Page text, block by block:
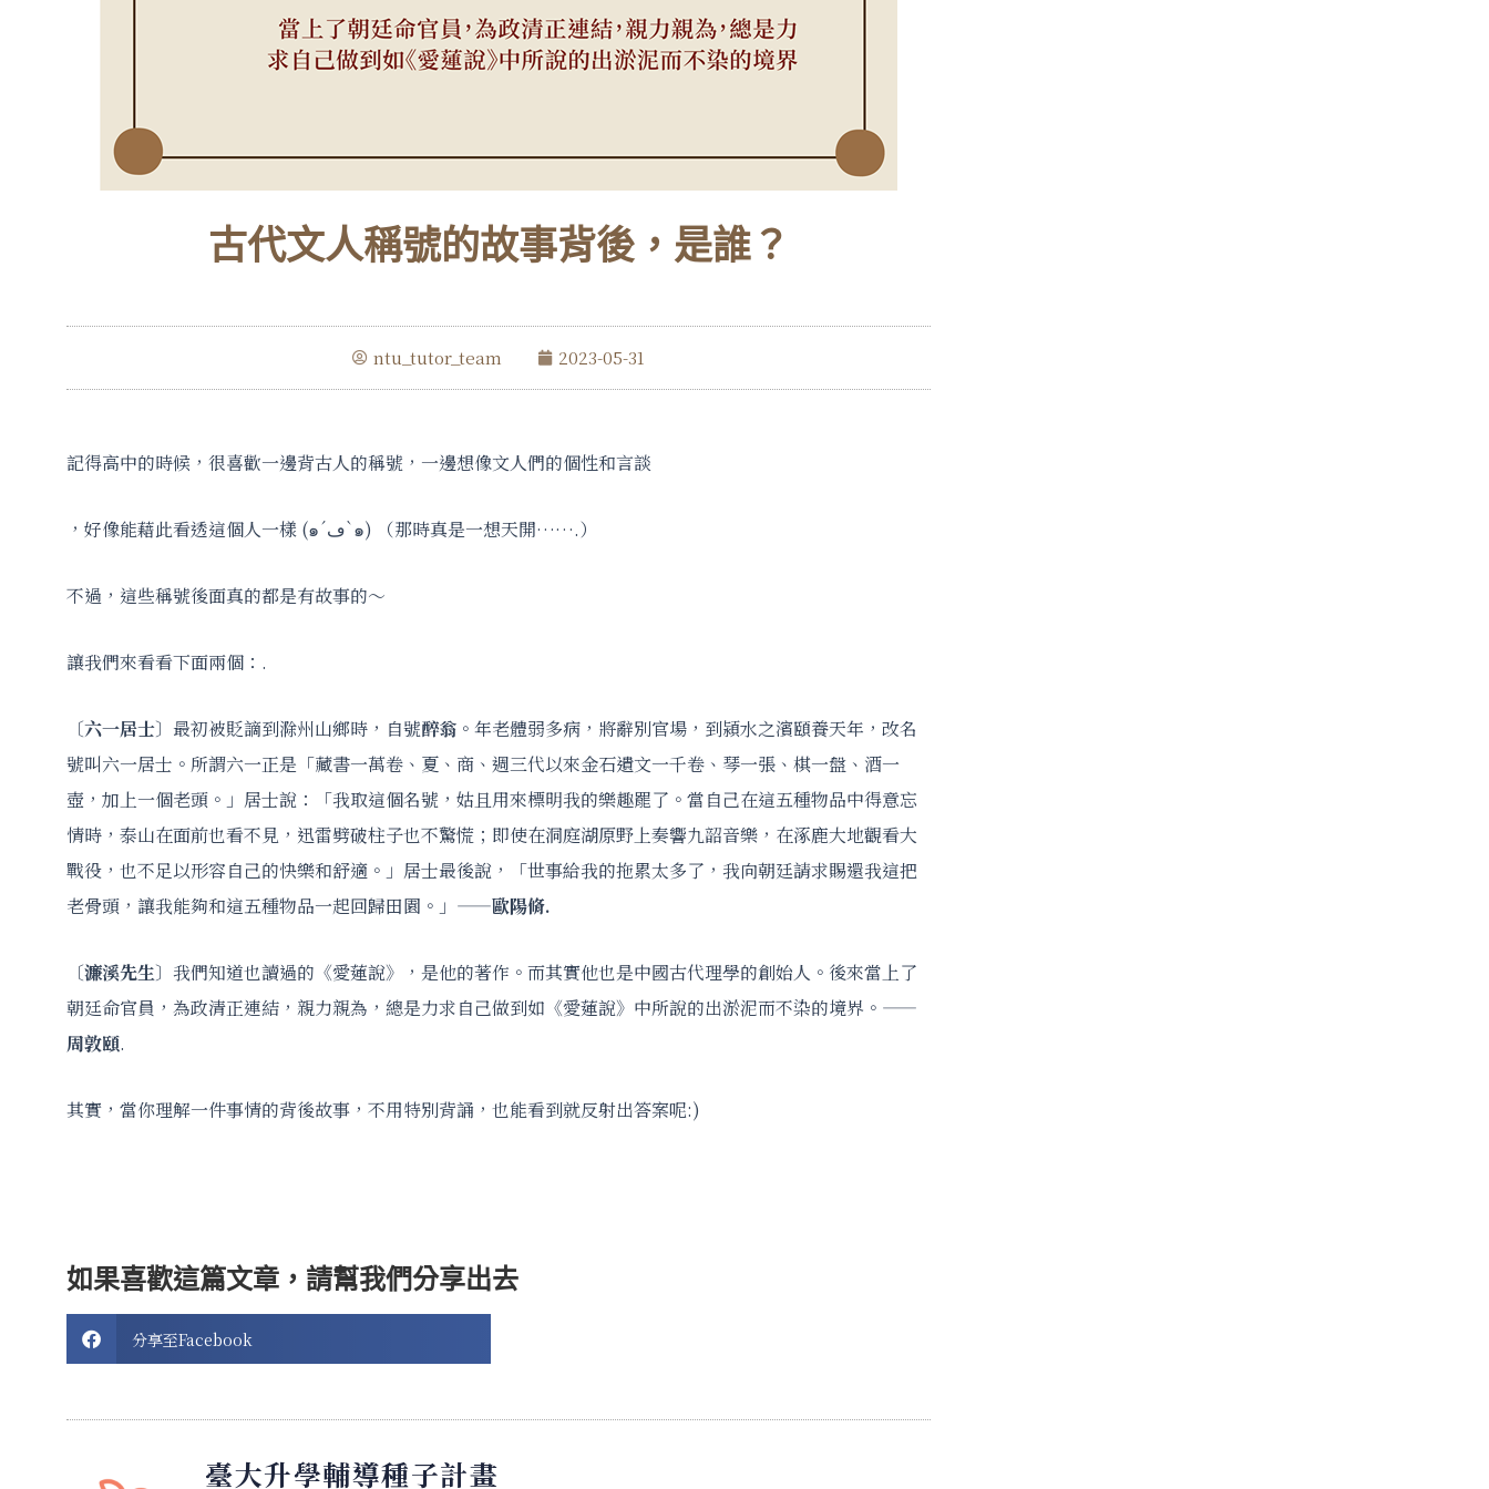
古代文人稱號的故事背後，是誰？
ntu_tutor_team 2023-05-31
記得高中的時候，很喜歡一邊背古人的稱號，一邊想像文人們的個性和言談
，好像能藉此看透這個人一樣 (๑´ڡ`๑) （那時真是一想天開…….）
不過，這些稱號後面真的都是有故事的～
讓我們來看看下面兩個：.
〔六一居士〕最初被貶謫到滁州山鄉時，自號醉翁 。年老體弱多病，將辭別官場，到潁水之濱頤養天年，改名
號叫六一居士。所謂六一正是「藏書一萬卷、夏、商、週三代以來金石遺文一千卷、琴一張、棋一盤、酒一
壺，加上一個老頭。」居士說：「我取這個名號，姑且用來標明我的樂趣罷了。當自己在這五種物品中得意忘
情時，泰山在面前也看不見，迅雷劈破柱子也不驚慌；即使在洞庭湖原野上奏響九韶音樂，在涿鹿大地觀看大
戰役，也不足以形容自己的快樂和舒適。」居士最後說，「世事給我的拖累太多了，我向朝廷請求賜還我這把
老骨頭，讓我能夠和這五種物品一起回歸田園。」——歐陽脩.
〔濂溪先生〕我們知道也讀過的《愛蓮說》，是他的著作。而其實他也是中國古代理學的創始人。後來當上了
朝廷命官員，為政清正連結，親力親為，總是力求自己做到如《愛蓮說》中所說的出淤泥而不染的境界。——
周敦頤.
其實，當你理解一件事情的背後故事，不用特別背誦，也能看到就反射出答案呢:)
如果喜歡這篇文章，請幫我們分享出去
分享至Facebook
臺大升學輔導種子計畫